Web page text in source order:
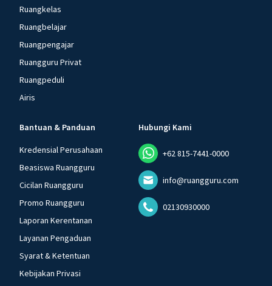
Ruangkelas
Ruangbelajar
Ruangpengajar
Ruangguru Privat
Ruangpeduli
Airis
Bantuan & Panduan
Kredensial Perusahaan
Beasiswa Ruangguru
Cicilan Ruangguru
Promo Ruangguru
Laporan Kerentanan
Layanan Pengaduan
Syarat & Ketentuan
Kebijakan Privasi
Hubungi Kami
+62 815-7441-0000
info@ruangguru.com
02130930000